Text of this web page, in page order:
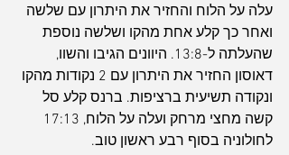
עלה על הלוח והחזיר את היתרון עם שלשה
ואחר כך קלע אחת מהקו ושלשה נוספת
שהעלתה ל-13:8. היוונים הגיבו והשוו,
דאוסון החזיר את היתרון עם 2 נקודות מהקו
ונקודה תשיעית ברציפות. ברנס קלע סל
לחולוניה בסוף רבע ראשון טוב.